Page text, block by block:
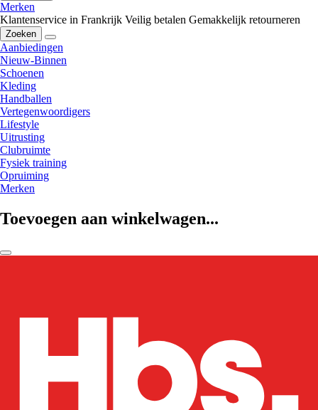
Merken
Klantenservice in Frankrijk Veilig betalen Gemakkelijk retourneren
Zoeken
Aanbiedingen
Nieuw-Binnen
Schoenen
Kleding
Handballen
Vertegenwoordigers
Lifestyle
Uitrusting
Clubruimte
Fysiek training
Opruiming
Merken
Toevoegen aan winkelwagen...